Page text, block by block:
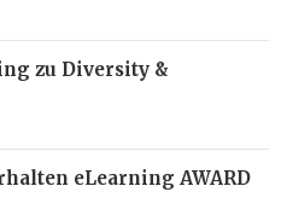
zu Diversity &
eLearning AWARD